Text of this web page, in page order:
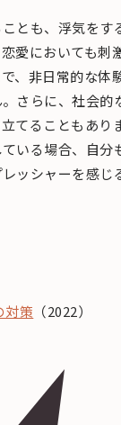
とも、浮気をす
愛においても刺
、非日常的な体
さらに、社会的
てることもあり
いる場合、自分
ッシャーを感じ
対策 （2022）